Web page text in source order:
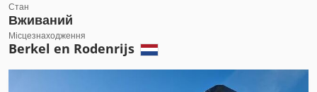
Стан
Вживаний
Місцезнаходження
Berkel en Rodenrijs